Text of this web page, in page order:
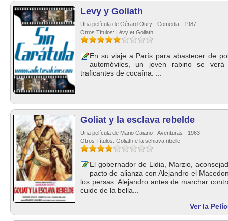
Levy y Goliath
Una película de Gérard Oury - Comedia - 1987
Otros Títulos: Lévy et Goliath
En su viaje a París para abastecer de
automóviles, un joven rabino se
traficantes de cocaína. ...
Goliat y la esclava rebelde
Una película de Mario Caiano - Aventuras - 1963
Otros Títulos: Goliath e la schiava ribelle
El gobernador de Lidia, Marzio,
pacto de alianza con Alejandro el
los persas. Alejandro antes de marchar
cuide de la bella...
Ver la